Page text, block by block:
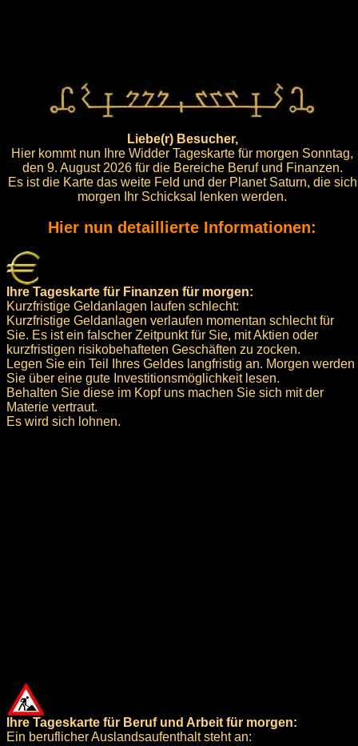
Liebe(r) Besucher,
Hier kommt nun Ihre Widder Tageskarte für morgen Sonntag,
den 9. August 2026 für die Bereiche Beruf und Finanzen.
Es ist die Karte das weite Feld und der Planet Saturn, die sich
morgen Ihr Schicksal lenken werden.
Hier nun detaillierte Informationen:
Ihre Tageskarte für Finanzen für morgen:
Kurzfristige Geldanlagen laufen schlecht:
Kurzfristige Geldanlagen verlaufen momentan schlecht für
Sie. Es ist ein falscher Zeitpunkt für Sie, mit Aktien oder
kurzfristigen risikobehafteten Geschäften zu zocken.
Legen Sie ein Teil Ihres Geldes langfristig an. Morgen werden
Sie über eine gute Investitionsmöglichkeit lesen.
Behalten Sie diese im Kopf uns machen Sie sich mit der
Materie vertraut.
Es wird sich lohnen.
Ihre Tageskarte für Beruf und Arbeit für morgen:
Ein beruflicher Auslandsaufenthalt steht an: